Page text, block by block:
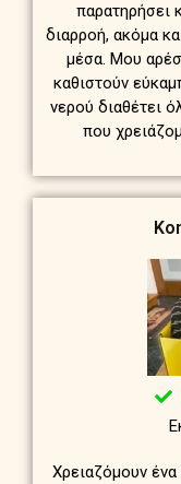
παρατηρήσει
διαρροή, ακόμα
μέσα. Μου
καθιστούν
νερού διαθέτει
που
Χρειαζόμουν